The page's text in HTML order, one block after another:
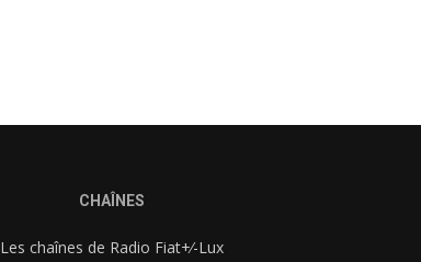
CHAÎNES
Les chaînes de Radio Fiat+⁄-Lux